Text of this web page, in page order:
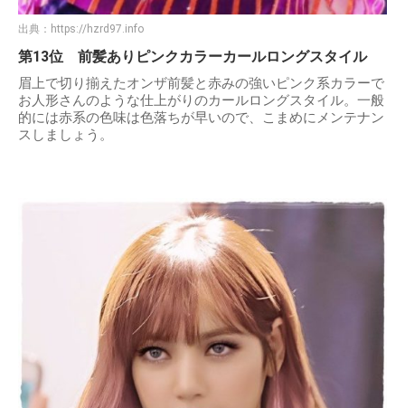
出典： https://hzrd97.info
第13位 前髪ありピンクカラーカールロングスタイル
眉上で切り揃えたオンザ前髪と赤みの強いピンク系カラーで
お人形さんのような仕上がりのカールロングスタイル。一般
的には赤系の色味は色落ちが早いので、こまめにメンテナン
スしましょう。